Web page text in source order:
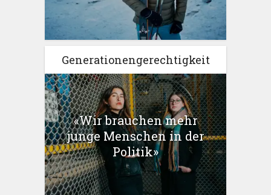
Generationengerechtigkeit
«Wir brauchen mehr
junge Menschen in der
Politik»